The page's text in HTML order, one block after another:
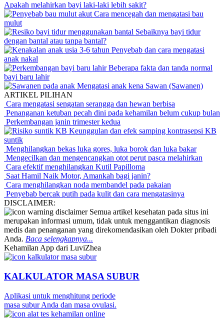
Apakah melahirkan bayi laki-laki lebih sakit?
Cara mencegah dan mengatasi bau
mulut
Sebaiknya bayi tidur
dengan bantal atau tanpa bantal?
Penyebab dan cara mengatasi
anak nakal
Beberapa fakta dan tanda normal
bayi baru lahir
Mengatasi anak kena Sawan (Sawanen)
ARTIKEL PILIHAN
Cara mengatasi sengatan serangga dan hewan berbisa
Penanganan ketuban pecah dini pada kehamilan belum cukup bulan
Perkembangan janin trimester kedua
Keunggulan dan efek samping kontrasepsi KB
suntik
Menghilangkan bekas luka gores, luka borok dan luka bakar
Mengecilkan dan mengencangkan otot perut pasca melahirkan
Cara efektif menghilangkan Kutil Papilloma
Saat Hamil Naik Motor, Amankah bagi janin?
Cara menghilangkan noda membandel pada pakaian
Penyebab bercak putih pada kulit dan cara mengatasinya
DISCLAIMER:
Semua artikel kesehatan pada situs ini
merupakan informasi umum, tidak untuk menggantikan diagnosis
medis dan penanganan yang direkomendasikan oleh Dokter pribadi
Anda. Baca selengkapnya...
Kehamilan App dari LuviZhea
KALKULATOR MASA SUBUR
Aplikasi untuk menghitung periode
masa subur Anda dan masa ovulasi.